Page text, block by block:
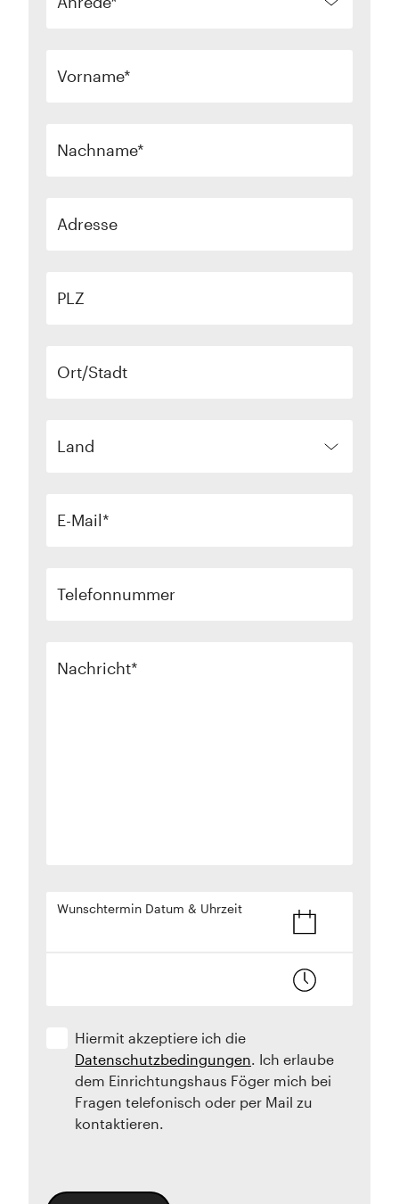
Vorname
Nachname
Adresse
PLZ
Ort/Stadt
Land
E-Mail
Telefonnummer
Nachricht
Wunschtermin Datum & Uhrzeit
Hiermit akzeptiere ich die
Datenschutzbedingungen. Ich erlaube
dem Einrichtungshaus Föger mich bei
Fragen telefonisch oder per Mail zu
kontaktieren.